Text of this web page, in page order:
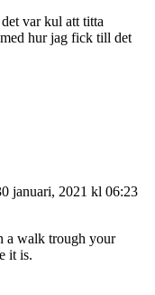
var kul att titta
hur jag fick till det
januari, 2021 kl 06:23
a walk trough your
it is.